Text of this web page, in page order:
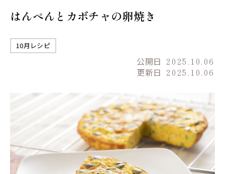
はんぺんとカボチャの卵焼き
10月レシピ
公開日 2025.10.06
更新日 2025.10.06